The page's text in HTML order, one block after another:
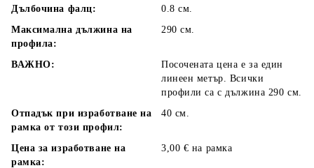
Дълбочина фалц:
0.8 см.
Максимална дължина на
профила:
290 см.
ВАЖНО:
Посочената цена е за един
линеен метър. Всички
профили са с дължина 290 см.
Отпадък при изработване на
рамка от този профил:
40 см.
Цена за изработване на
рамка:
3,00 € на рамка